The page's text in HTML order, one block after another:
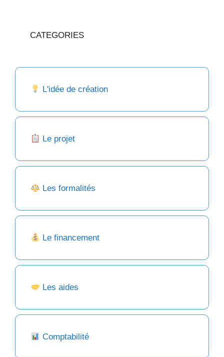
CATEGORIES
L'idée de création
Le projet
Les formalités
Le financement
Les aides
Comptabilité